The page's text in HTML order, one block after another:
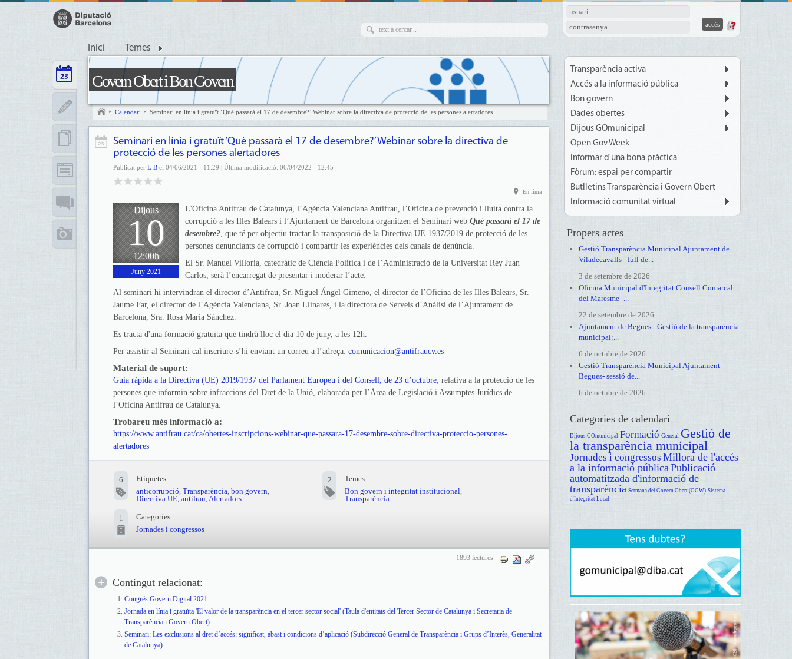
usuari
contrasenya
Inici Temes
Govern Obert i Bon Govern
Calendari Seminari en línia i gratuït ‘Què passarà el 17 de desembre?’ Webinar sobre la directiva de protecció de les persones alertadores
Seminari en línia i gratuït ‘Què passarà el 17 de desembre?’ Webinar sobre la directiva de
protecció de les persones alertadores
Publicat per L B el 04/06/2021 - 11:29 | Última modificació: 06/04/2022 - 12:45
En línia
Dijous
10
12:00h
Juny 2021
L'Oficina Antifrau de Catalunya, l’Agència Valenciana Antifrau, l’Oficina de prevenció i lluita contra la
corrupció a les Illes Balears i l’Ajuntament de Barcelona organitzen el Seminari web Què passarà el 17 de
desembre?, que té per objectiu tractar la transposició de la Directiva UE 1937/2019 de protecció de les
persones denunciants de corrupció i compartir les experiències dels canals de denúncia.
El Sr. Manuel Villoria, catedràtic de Ciència Política i de l’Administració de la Universitat Rey Juan
Carlos, serà l’encarregat de presentar i moderar l’acte.
Al seminari hi intervindran el director d’Antifrau, Sr. Miguel Ángel Gimeno, el director de l’Oficina de les Illes Balears, Sr.
Jaume Far, el director de l’Agència Valenciana, Sr. Joan Llinares, i la directora de Serveis d’Anàlisi de l’Ajuntament de
Barcelona, Sra. Rosa María Sánchez.
Es tracta d'una formació gratuïta que tindrà lloc el dia 10 de juny, a les 12h.
Per assistir al Seminari cal inscriure-s’hi enviant un correu a l’adreça: comunicacion@antifraucv.es
Material de suport:
Guia ràpida a la Directiva (UE) 2019/1937 del Parlament Europeu i del Consell, de 23 d’octubre, relativa a la protecció de les
persones que informin sobre infraccions del Dret de la Unió, elaborada per l’Àrea de Legislació i Assumptes Jurídics de
l’Oficina Antifrau de Catalunya.
Trobareu més informació a:
https://www.antifrau.cat/ca/obertes-inscripcions-webinar-que-passara-17-desembre-sobre-directiva-proteccio-persones-
alertadores
6
Etiquetes:
anticorrupció, Transparència, bon govern,
Directiva UE, antifrau,Alertadors
2
Temes:
Bon govern i integritat institucional,
Transparència
1
Categories:
Jornades i congressos
1893 lectures
Contingut relacionat:
Congrés Govern Digital 2021
Jornada en línia i gratuïta 'El valor de la transparència en el tercer sector social' (Taula d'entitats del Tercer Sector de Catalunya i Secretaria de
Transparència i Govern Obert)
Seminari: Les exclusions al dret d’accés: significat, abast i condicions d’aplicació (Subdirecció General de Transparència i Grups d’Interès, Generalitat
de Catalunya)
Transparència activa
Accés a la informació pública
Bon govern
Dades obertes
Dijous GOmunicipal
Open Gov Week
Informar d'una bona pràctica
Fòrum: espai per compartir
Butlletins Transparència i Govern Obert
Informació comunitat virtual
Propers actes
Gestió Transparència Municipal Ajuntament de
Viladecavalls– full de...
3 de setembre de 2026
Oficina Municipal d'Integritat Consell Comarcal
del Maresme -...
22 de setembre de 2026
Ajuntament de Begues - Gestió de la transparència
municipal:...
6 de octubre de 2026
Gestió Transparència Municipal Ajuntament
Begues- sessió de...
6 de octubre de 2026
Categories de calendari
Dijous GOmunicipal Formació General Gestió de
la transparència municipal
Jornades i congressos Millora de l'accés
a la informació públicaPublicació
automatitzada d'informació de
transparència Setmana del Govern Obert (OGW) Sistema
d'Integritat Local